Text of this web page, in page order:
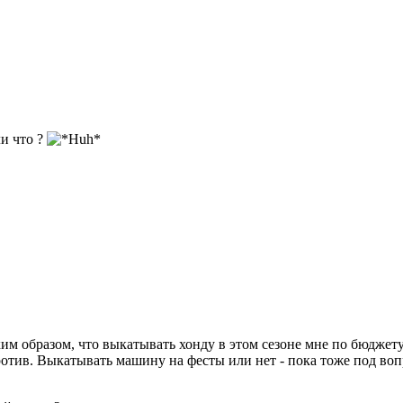
что ?
образом, что выкатывать хонду в этом сезоне мне по
Выкатывать машину на фесты или нет - пока тоже под